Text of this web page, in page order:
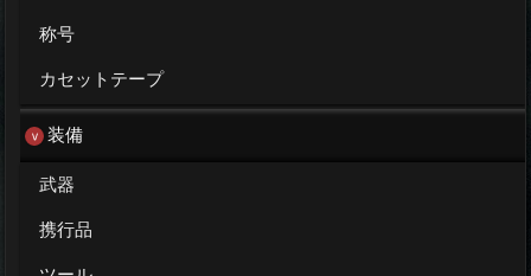
称号
カセットテープ
装備
武器
携行品